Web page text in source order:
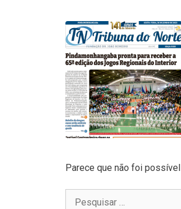
Parece que não foi possível